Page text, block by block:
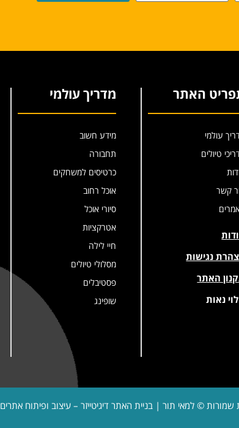
האתר
עולמי
טיולים
קשר
נגישות
האתר
נאות
מדריך עולמי
מידע חשוב
תחבורה
כרטיסים למשחקים
אוכל רחוב
סיורי אוכל
אטרקציות
חיי לילה
מסלולי טיולים
פסטיבלים
שופינג
שמורות © למאי תור | בניית האתר דיגיטייזר – עיצוב ופיתוח אתרים